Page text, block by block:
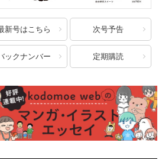
新号はこちら 次号予告
ックナンバー 定期購読